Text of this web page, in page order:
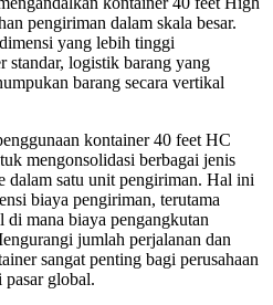
pengiriman dalam skala besar.
yang lebih tinggi
standar, logistik barang yang
barang secara vertikal
kontainer 40 feet HC
mengonsolidasi berbagai jenis
dalam satu unit pengiriman. Hal ini
biaya pengiriman, terutama
mana biaya pengangkutan
jumlah perjalanan dan
sangat penting bagi perusahaan
global.